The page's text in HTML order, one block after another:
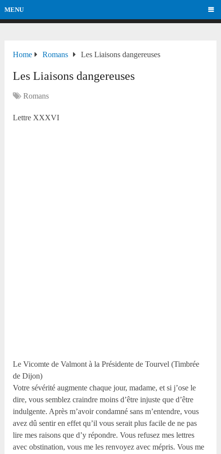
MENU
Home Romans Les Liaisons dangereuses
Les Liaisons dangereuses
Romans
Lettre XXXVI
Le Vicomte de Valmont à la Présidente de Tourvel (Timbrée
de Dijon)
Votre sévérité augmente chaque jour, madame, et si j’ose le
dire, vous semblez craindre moins d’être injuste que d’être
indulgente. Après m’avoir condamné sans m’entendre, vous
avez dû sentir en effet qu’il vous serait plus facile de ne pas
lire mes raisons que d’y répondre. Vous refusez mes lettres
avec obstination, vous me les renvoyez avec mépris. Vous me